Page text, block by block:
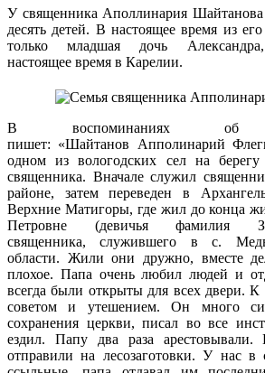
У священника Аполлинария Шайтанова
десять детей. В настоящее время из
только младшая дочь
настоящее время в Карелии.
В воспоминаниях
пишет: «Шайтанов Апполинарий
одном из вологодских сел на
священника. Вначале служил
районе, затем переведен в
Верхние Матигоры, где жил до конца
Петровне (девичья фамилия
священника, служившего в с.
области. Жили они дружно, вместе
плохое. Папа очень любил людей и
всегда были открыты для всех двери. К
советом и утешением. Он много
сохранения церкви, писал во все
ездил. Папу два раза
отправили на лесозаготовки. У нас